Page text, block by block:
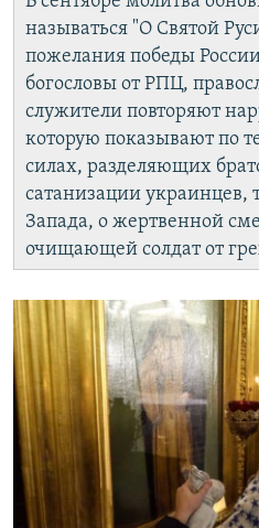
называться "О Святой
пожелания победы
богословы от РПЦ,
служители повторяют
которую показывают по
силах, разделяющих
сатанизации украинцев,
Запада, о жертвенной
очищающей солдат от